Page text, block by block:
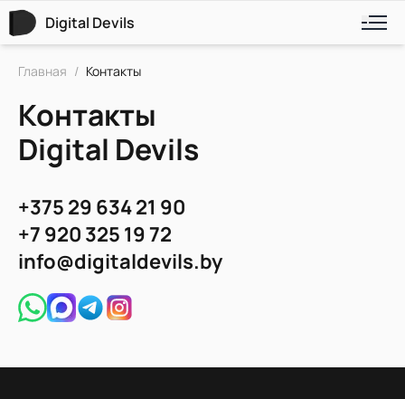
Digital Devils
Главная / Контакты
Контакты
Digital Devils
+375 29 634 21 90
+7 920 325 19 72
info@digitaldevils.by